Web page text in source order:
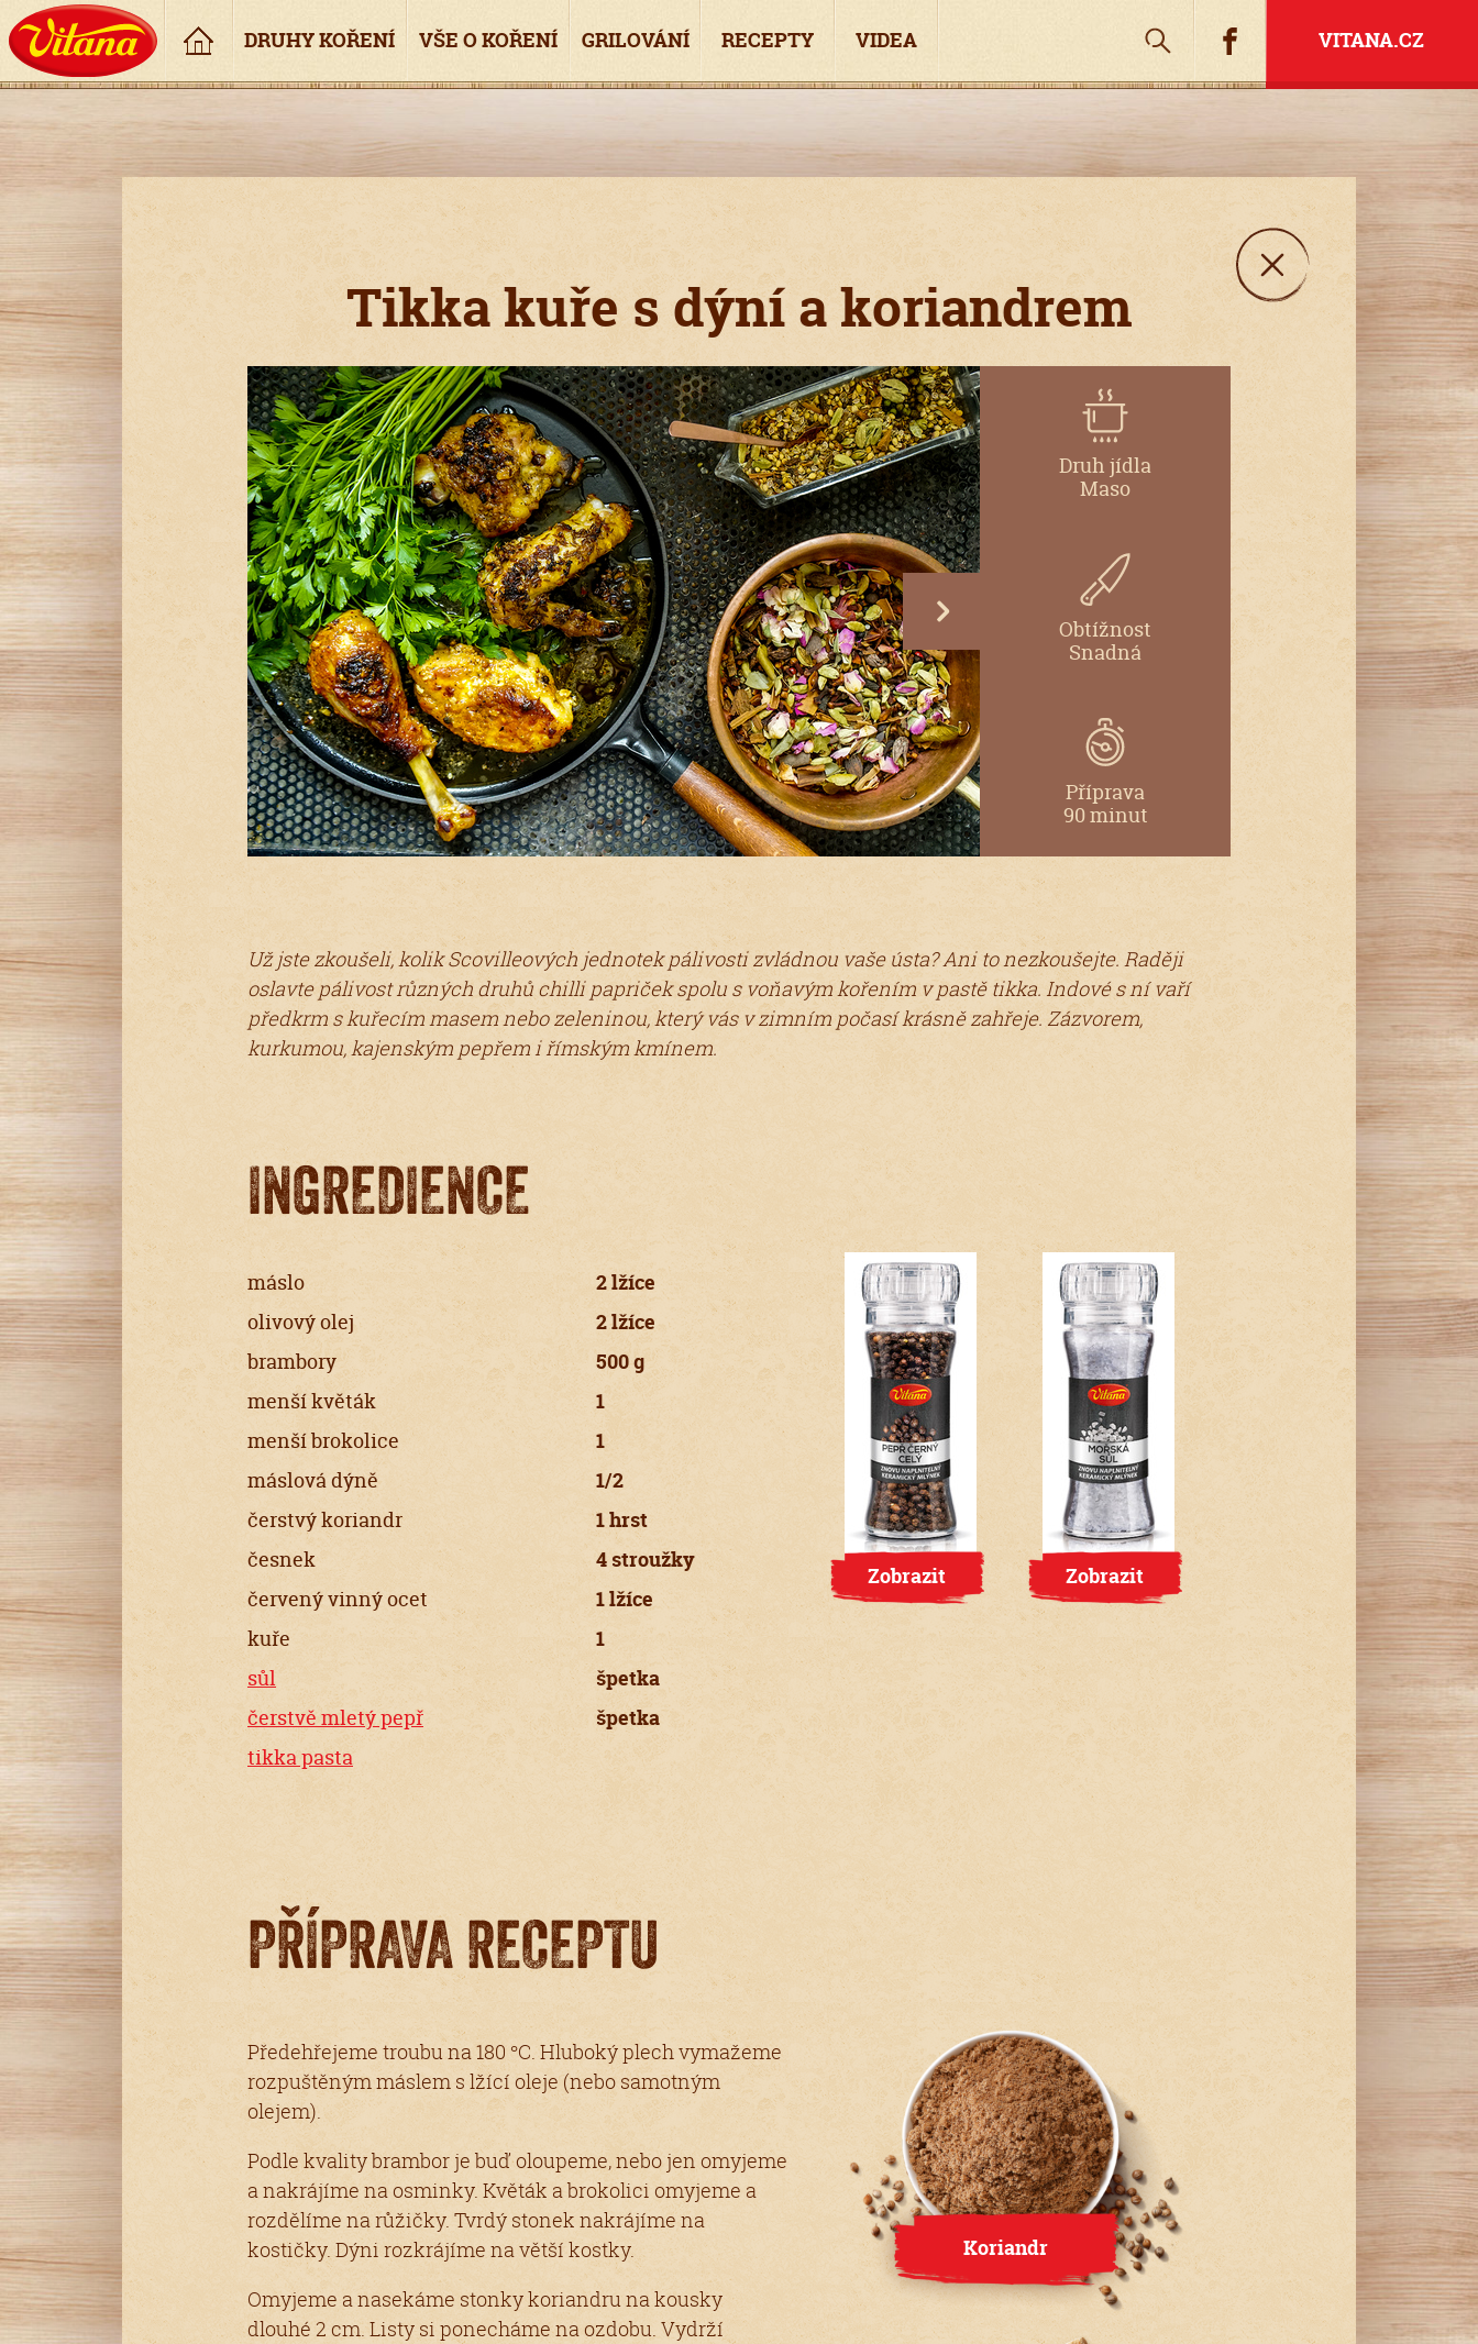
Úvod
DRUHY KOŘENÍ VŠE O KOŘENÍ GRILOVÁNÍ RECEPTY VIDEA Hledat FacebookVITANA.CZ
Tikka kuře s dýní a koriandrem
next
Druh jídla
Maso
Obtížnost
Snadná
Příprava
90 minut
Už jste zkoušeli, kolik Scovilleových jednotek pálivosti zvládnou vaše ústa? Ani to nezkoušejte. Raději
oslavte pálivost různých druhů chilli papriček spolu s voňavým kořením v pastě tikka. Indové s ní vaří
předkrm s kuřecím masem nebo zeleninou, který vás v zimním počasí krásně zahřeje. Zázvorem,
kurkumou, kajenským pepřem i římským kmínem.
INGREDIENCE
máslo
2 lžíce
olivový olej
2 lžíce
brambory
500 g
menší květák
1
menší brokolice
1
máslová dýně
1/2
čerstvý koriandr
1 hrst
česnek
4 stroužky
červený vinný ocet
1 lžíce
kuře
1
sůl
špetka
čerstvě mletý pepř
špetka
tikka pasta
Zobrazit Zobrazit
PŘÍPRAVA RECEPTU
Předehřejeme troubu na 180 °C. Hluboký plech vymažeme
rozpuštěným máslem s lžící oleje (nebo samotným
olejem).
Podle kvality brambor je buď oloupeme, nebo jen omyjeme
a nakrájíme na osminky. Květák a brokolici omyjeme a
rozdělíme na růžičky. Tvrdý stonek nakrájíme na
kostičky. Dýni rozkrájíme na větší kostky.
Omyjeme a nasekáme stonky koriandru na kousky
dlouhé 2 cm. Listy si ponecháme na ozdobu. Vydrží
Koriandr